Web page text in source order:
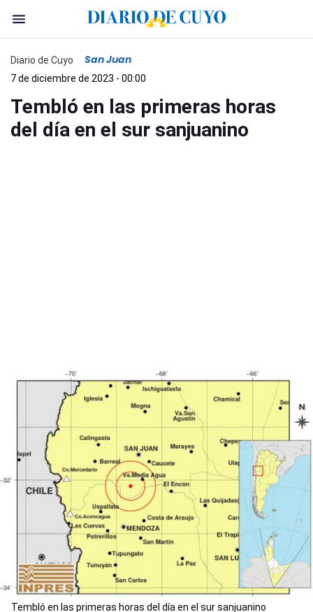
Diario de Cuyo San Juan
7 de diciembre de 2023 - 00:00
Tembló en las primeras horas
del día en el sur sanjuanino
Tembló en las primeras horas del día en el sur sanjuanino